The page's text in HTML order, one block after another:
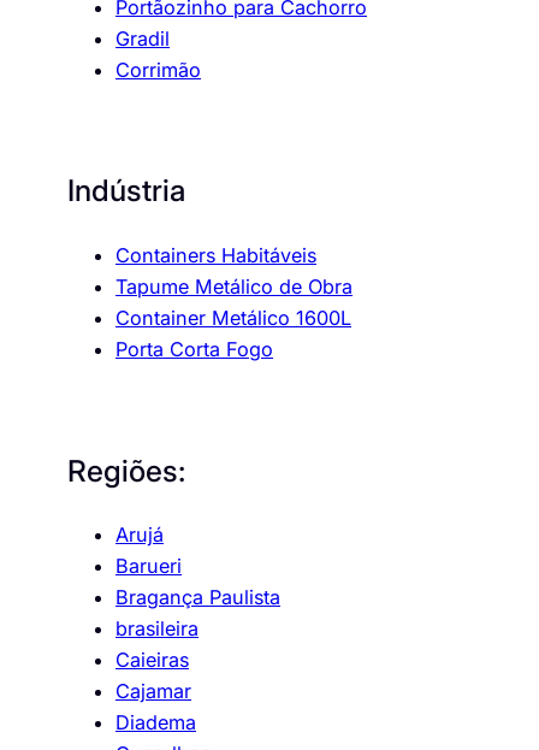
Portãozinho para Cachorro
Gradil
Corrimão
Indústria
Containers Habitáveis
Tapume Metálico de Obra
Container Metálico 1600L
Porta Corta Fogo
Regiões:
Arujá
Barueri
Bragança Paulista
brasileira
Caieiras
Cajamar
Diadema